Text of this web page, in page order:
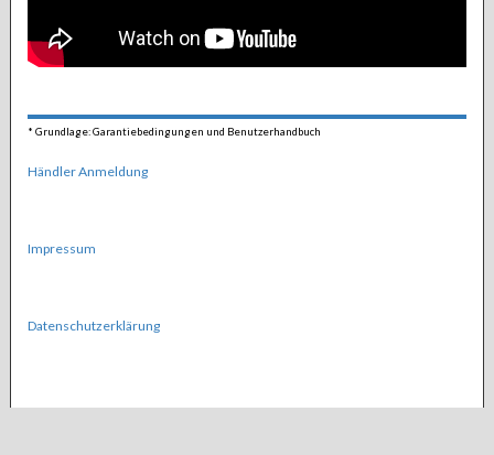
* Grundlage: Garantiebedingungen und Benutzerhandbuch
Händler Anmeldung
Impressum
Datenschutzerklärung